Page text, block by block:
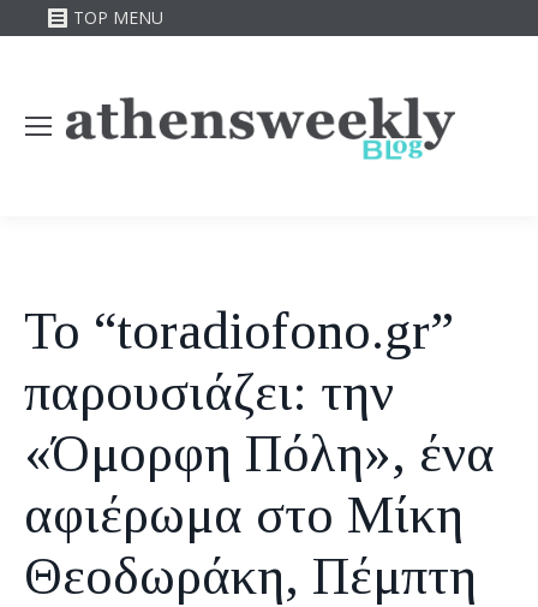
TOP MENU
Το “toradiofono.gr”
παρουσιάζει: την
«Όμορφη Πόλη», ένα
αφιέρωμα στο Μίκη
Θεοδωράκη, Πέμπτη